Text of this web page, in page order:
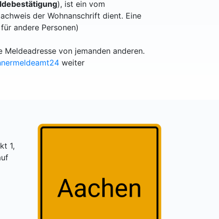
), ist ein vom
der Wohnanschrift dient. Eine
andere Personen)
von jemanden anderen.
weiter
1,